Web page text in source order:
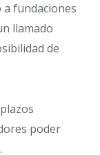
a fundaciones
llamado
de
poder